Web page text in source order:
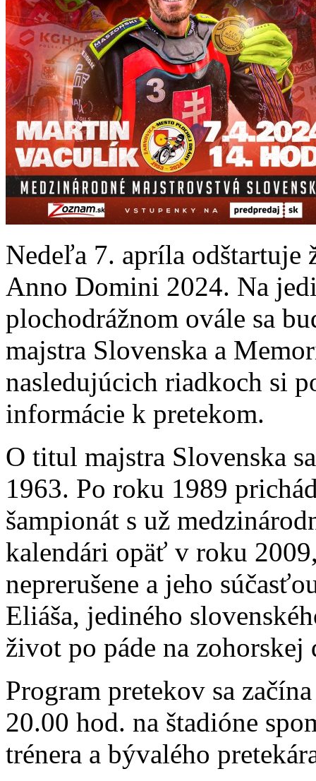
Nedeľa 7. apríla odštartuje
Anno Domini 2024. Na
plochodrážnom ovále sa
majstra Slovenska a
nasledujúcich riadkoch si
informácie k pretekom.
O titul majstra Slovenska
1963. Po roku 1989
šampionát s už
kalendári opäť v roku
neprerušene a jeho
Eliáša, jediného
život po páde na zohorskej
Program pretekov sa
20.00 hod. na štadióne
trénera a bývalého